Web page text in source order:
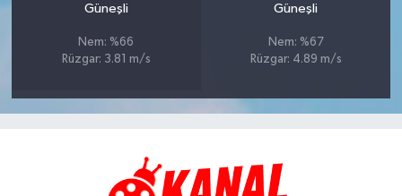
Güneşli
Nem: %66
Rüzgar: 3.81 m/s
Güneşli
Nem: %67
Rüzgar: 4.89 m/s